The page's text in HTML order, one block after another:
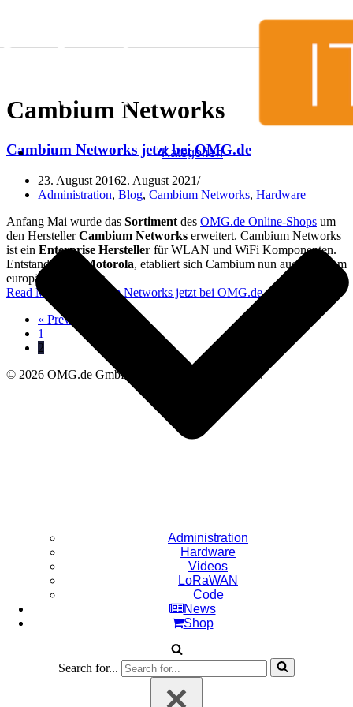
Kategorien
Administration
Hardware
Videos
LoRaWAN
Code
News
Shop
Search for...
Cambium Networks
Cambium Networks jetzt bei OMG.de
23. August 20162. August 2021
Administration, Blog, Cambium Networks, Hardware
Anfang Mai wurde das Sortiment des OMG.de Online-Shops um
den HerstellerCambium Networks erweitert. Cambium Networks
ist ein Enterprise Hersteller für WLAN und WiFi Komponenten.
Entstanden aus
Motorola, etabliert sich Cambium nun auch auf dem
europäischen Markt.
Read More »
Cambium Networks jetzt bei OMG.de
« Previous
1
2
© 2026 OMG.de GmbH - Alle Rechte vorbehalten.